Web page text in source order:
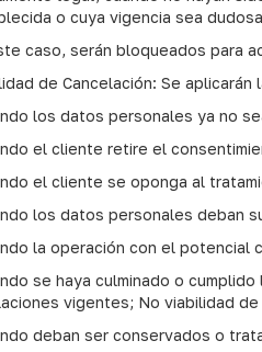
o cuya vigencia sea
caso, serán bloqueados para
de Cancelación: Se
los datos personales ya no
el cliente retire el
el cliente se oponga al
los datos personales deban
la operación con el
se haya culminado o
vigentes; No viabilidad
deban ser conservados o